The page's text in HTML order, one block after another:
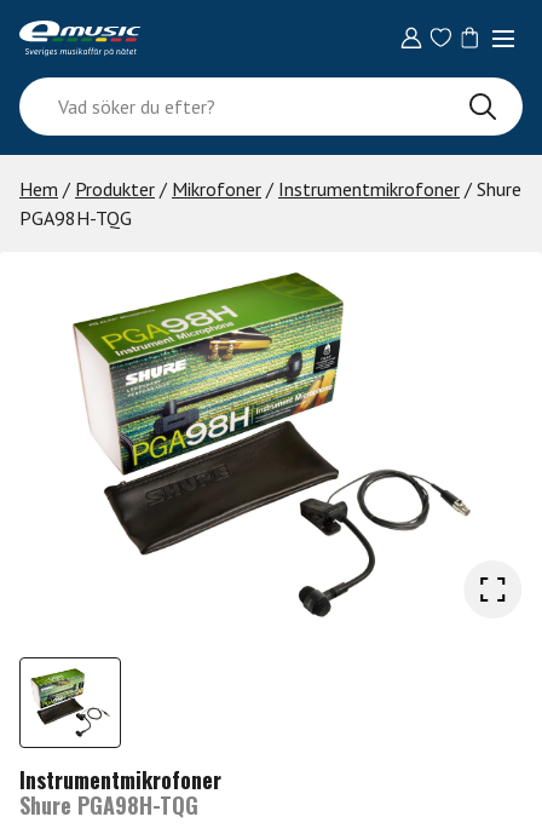
content
Vad
söker
du
efter?
Hem / Produkter / Mikrofoner / Instrumentmikrofoner / Shure
PGA98H-TQG
Instrumentmikrofoner
Shure PGA98H-TQG